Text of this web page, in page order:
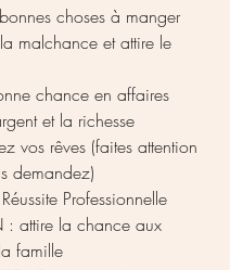
choses à manger
malchance et attire le
chance en affaires
et la richesse
vos rêves (faites attention
demandez)
Professionnelle
: attire la chance aux
famille